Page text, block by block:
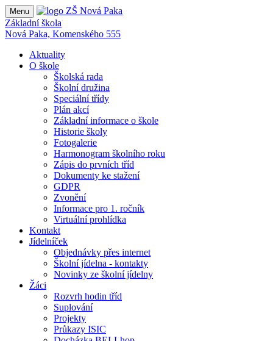
Menu
Základní škola
Nová Paka, Komenského 555
Aktuality
O škole
Školská rada
Školní družina
Speciální třídy
Plán akcí
Základní informace o škole
Historie školy
Fotogalerie
Harmonogram školního roku
Zápis do prvních tříd
Dokumenty ke stažení
GDPR
Zvonění
Informace pro 1. ročník
Virtuální prohlídka
Kontakt
Jídelníček
Objednávky přes internet
Školní jídelna - kontakty
Novinky ze školní jídelny
Žáci
Rozvrh hodin tříd
Suplování
Projekty
Průkazy ISIC